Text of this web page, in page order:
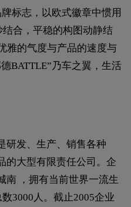
标志，以欧式徽章中惯用
合，平稳的构图动静结
雅的气度与产品的速度与
BATTLE”乃车之翼，生活
研发、生产、销售各种
的大型有限责任公司。企
南 ，拥有当前世界一流生
3000人。截止2005企业